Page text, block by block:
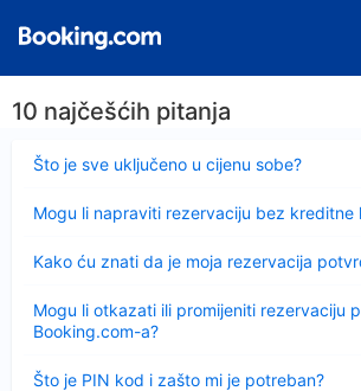
10 najčešćih pitanja
Što je sve uključeno u cijenu sobe?
Sažeto
Mogu li napraviti rezervaciju bez kreditne
Kako ću znati da je moja rezervacija
Mogu li otkazati ili promijeniti rezervaciju
Booking.com-a?
Što je PIN kod i zašto mi je potreban?
Sažeto